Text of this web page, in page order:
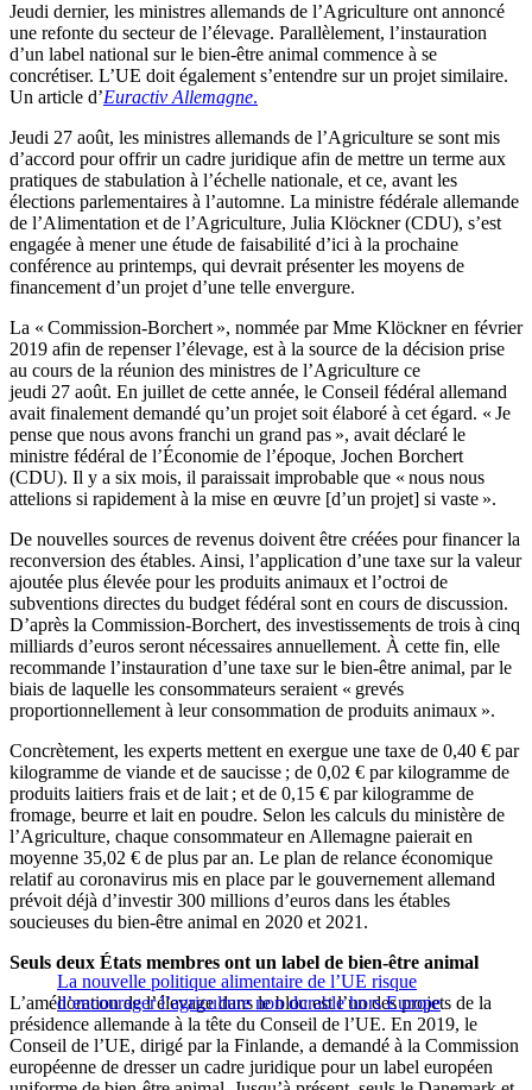
Jeudi dernier, les ministres allemands de l’Agriculture ont annoncé
une refonte du secteur de l’élevage. Parallèlement, l’instauration
d’un label national sur le bien-être animal commence à se
concrétiser. L’UE doit également s’entendre sur un projet similaire.
Un article d’Euractiv Allemagne.
Jeudi 27 août, les ministres allemands de l’Agriculture se sont mis
d’accord pour offrir un cadre juridique afin de mettre un terme aux
pratiques de stabulation à l’échelle nationale, et ce, avant les
élections parlementaires à l’automne. La ministre fédérale allemande
de l’Alimentation et de l’Agriculture, Julia Klöckner (CDU), s’est
engagée à mener une étude de faisabilité d’ici à la prochaine
conférence au printemps, qui devrait présenter les moyens de
financement d’un projet d’une telle envergure.
La « Commission-Borchert », nommée par Mme Klöckner en février
2019 afin de repenser l’élevage, est à la source de la décision prise
au cours de la réunion des ministres de l’Agriculture ce
jeudi 27 août. En juillet de cette année, le Conseil fédéral allemand
avait finalement demandé qu’un projet soit élaboré à cet égard. « Je
pense que nous avons franchi un grand pas », avait déclaré le
ministre fédéral de l’Économie de l’époque, Jochen Borchert
(CDU). Il y a six mois, il paraissait improbable que « nous nous
attelions si rapidement à la mise en œuvre [d’un projet] si vaste ».
De nouvelles sources de revenus doivent être créées pour financer la
reconversion des étables. Ainsi, l’application d’une taxe sur la valeur
ajoutée plus élevée pour les produits animaux et l’octroi de
subventions directes du budget fédéral sont en cours de discussion.
D’après la Commission-Borchert, des investissements de trois à cinq
milliards d’euros seront nécessaires annuellement. À cette fin, elle
recommande l’instauration d’une taxe sur le bien-être animal, par le
biais de laquelle les consommateurs seraient « grevés
proportionnellement à leur consommation de produits animaux ».
Concrètement, les experts mettent en exergue une taxe de 0,40 € par
kilogramme de viande et de saucisse ; de 0,02 € par kilogramme de
produits laitiers frais et de lait ; et de 0,15 € par kilogramme de
fromage, beurre et lait en poudre. Selon les calculs du ministère de
l’Agriculture, chaque consommateur en Allemagne paierait en
moyenne 35,02 € de plus par an. Le plan de relance économique
relatif au coronavirus mis en place par le gouvernement allemand
prévoit déjà d’investir 300 millions d’euros dans les étables
soucieuses du bien-être animal en 2020 et 2021.
La nouvelle politique alimentaire de l’UE risque
d’encourager l’agriculture non durable hors Europe
Seuls deux États membres ont un label de bien-être animal
L’amélioration de l’élevage dans le bloc est l’un des projets de la
présidence allemande à la tête du Conseil de l’UE. En 2019, le
Conseil de l’UE, dirigé par la Finlande, a demandé à la Commission
européenne de dresser un cadre juridique pour un label européen